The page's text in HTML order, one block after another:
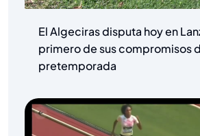
El Algeciras disputa hoy en
primero de sus compromisos
pretemporada